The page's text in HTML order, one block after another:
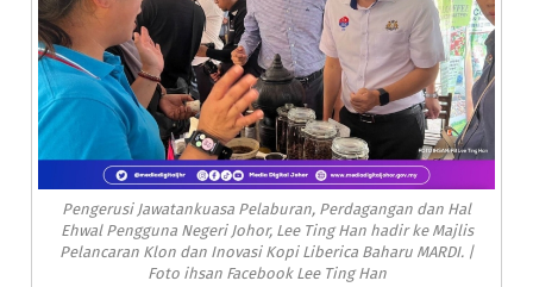
Pengerusi Jawatankuasa Pelaburan, Perdagangan dan Hal
Ehwal Pengguna Negeri Johor, Lee Ting Han hadir ke Majlis
Pelancaran Klon dan Inovasi Kopi Liberica Baharu MARDI. |
Foto ihsan Facebook Lee Ting Han